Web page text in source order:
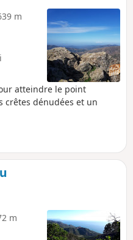
m
atteindre le point
crêtes dénudées et un
m